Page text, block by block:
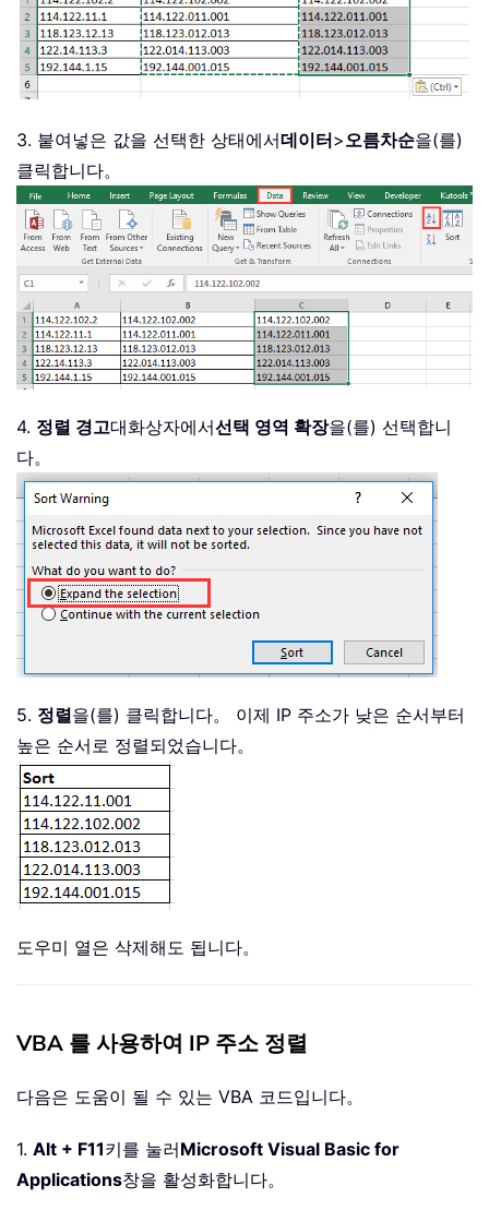
3. 붙여넣은 값을 선택한 상태에서데이터>오름차순을(를)
클릭합니다。
4. 정렬 경고대화상자에서선택 영역 확장을(를) 선택합니
다。
5. 정렬을(를) 클릭합니다。 이제 IP 주소가 낮은 순서부터
높은 순서로 정렬되었습니다。
도우미 열은 삭제해도 됩니다。
VBA 를 사용하여 IP 주소 정렬
다음은 도움이 될 수 있는 VBA 코드입니다。
1. Alt + F11키를 눌러Microsoft Visual Basic for
Applications창을 활성화합니다。